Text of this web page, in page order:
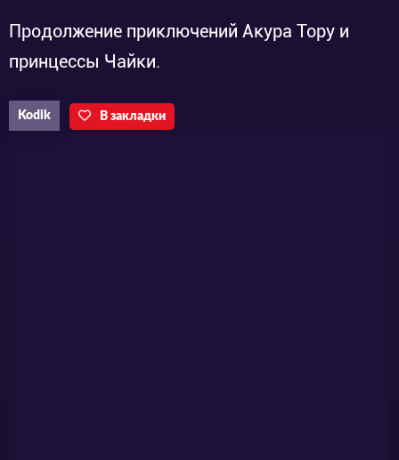
Продолжение приключений Акура Тору и
принцессы Чайки.
Kodik В закладки